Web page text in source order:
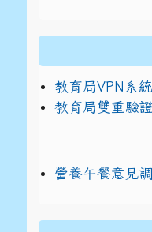
教育局VPN系統
教育局雙重驗
營養午餐意見